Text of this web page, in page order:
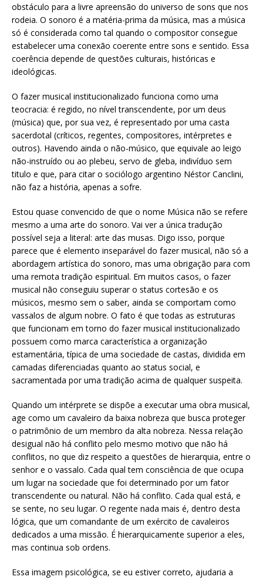
obstáculo para a livre apreensão do universo de sons que nos
rodeia. O sonoro é a matéria-prima da música, mas a música
só é considerada como tal quando o compositor consegue
estabelecer uma conexão coerente entre sons e sentido. Essa
coerência depende de questões culturais, históricas e
ideológicas.
O fazer musical institucionalizado funciona como uma
teocracia: é regido, no nível transcendente, por um deus
(música) que, por sua vez, é representado por uma casta
sacerdotal (críticos, regentes, compositores, intérpretes e
outros). Havendo ainda o não-músico, que equivale ao leigo
não-instruído ou ao plebeu, servo de gleba, indivíduo sem
titulo e que, para citar o sociólogo argentino Néstor Canclini,
não faz a história, apenas a sofre.
Estou quase convencido de que o nome Música não se refere
mesmo a uma arte do sonoro. Vai ver a única tradução
possível seja a literal: arte das musas. Digo isso, porque
parece que é elemento inseparável do fazer musical, não só a
abordagem artística do sonoro, mas uma obrigação para com
uma remota tradição espiritual. Em muitos casos, o fazer
musical não conseguiu superar o status cortesão e os
músicos, mesmo sem o saber, ainda se comportam como
vassalos de algum nobre. O fato é que todas as estruturas
que funcionam em torno do fazer musical institucionalizado
possuem como marca característica a organização
estamentária, típica de uma sociedade de castas, dividida em
camadas diferenciadas quanto ao status social, e
sacramentada por uma tradição acima de qualquer suspeita.
Quando um intérprete se dispõe a executar uma obra musical,
age como um cavaleiro da baixa nobreza que busca proteger
o patrimônio de um membro da alta nobreza. Nessa relação
desigual não há conflito pelo mesmo motivo que não há
conflitos, no que diz respeito a questões de hierarquia, entre o
senhor e o vassalo. Cada qual tem consciência de que ocupa
um lugar na sociedade que foi determinado por um fator
transcendente ou natural. Não há conflito. Cada qual está, e
se sente, no seu lugar. O regente nada mais é, dentro desta
lógica, que um comandante de um exército de cavaleiros
dedicados a uma missão. É hierarquicamente superior a eles,
mas continua sob ordens.
Essa imagem psicológica, se eu estiver correto, ajudaria a